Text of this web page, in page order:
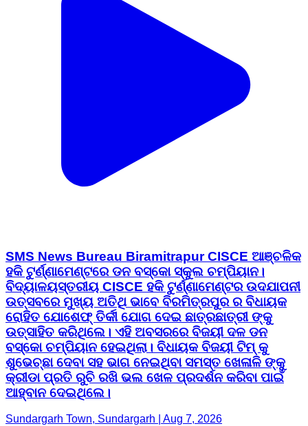
SMS News Bureau Biramitrapur CISCE ଆଞ୍ଚଳିକ
ହକି ଟୁର୍ଣ୍ଣାମେଣ୍ଟରେ ଡନ ବସ୍କୋ ସ୍କୁଲ ଚମ୍ପିୟାନ।
ବିଦ୍ୟାଳୟସ୍ତରୀୟ CISCE ହକି ଟୁର୍ଣ୍ଣାମେଣ୍ଟର ଉଦଯାପନୀ
ଉତ୍ସବରେ ମୁଖ୍ୟ ଅତିଥି ଭାବେ ବିରମିତ୍ରପୁର ର ବିଧାୟକ
ରୋହିତ ଯୋଶେଫ୍ ତିର୍କୀ ଯୋଗ ଦେଇ ଛାତ୍ରଛାତ୍ରୀ ଙ୍କୁ
ଉତ୍ସାହିତ କରିଥିଲେ। ଏହି ଅବସରରେ ବିଜୟୀ ଦଳ ଡନ
ବସ୍କୋ ଚମ୍ପିୟାନ ହେଇଥିଲା। ବିଧାୟକ ବିଜୟୀ ଟିମ୍ କୁ
ଶୁଭେଚ୍ଛା ଦେବା ସହ ଭାଗ ନେଇଥିବା ସମସ୍ତ ଖେଳାଳି ଙ୍କୁ
କ୍ରୀଡା ପ୍ରତି ରୁଚି ରଖି ଭଲ ଖେଳ ପ୍ରଦର୍ଶନ କରିବା ପାଇଁ
ଆହ୍ବାନ ଦେଇଥିଲେ।
Sundargarh Town, Sundargarh | Aug 7, 2026